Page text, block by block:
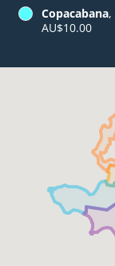
Copacabana
AU$10.00